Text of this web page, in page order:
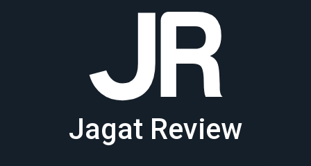
Jagat Review